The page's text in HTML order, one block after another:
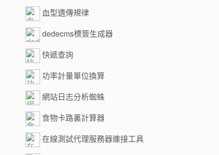
血型遺傳規律
dedecms標簽生成器
快遞查詢
功率計量單位換算
網站日志分析蜘蛛
食物卡路裏計算器
在線測試代理服務器連接工具